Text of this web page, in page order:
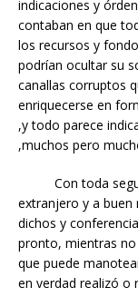
indicaciones y
contaban en que
los recursos y
podrían ocultar su
canallas corruptos
enriquecerse en
,y todo parece
,muchos pero
Con toda
extranjero y a buen
dichos y
pronto, mientras
que puede
en verdad realizó o